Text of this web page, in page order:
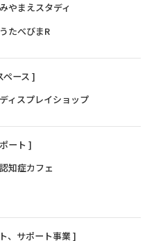
みやまえスタディ
うたべびまR
ペース ]
ディスプレイショップ
ート ]
認知症カフェ
、サポート事業 ]